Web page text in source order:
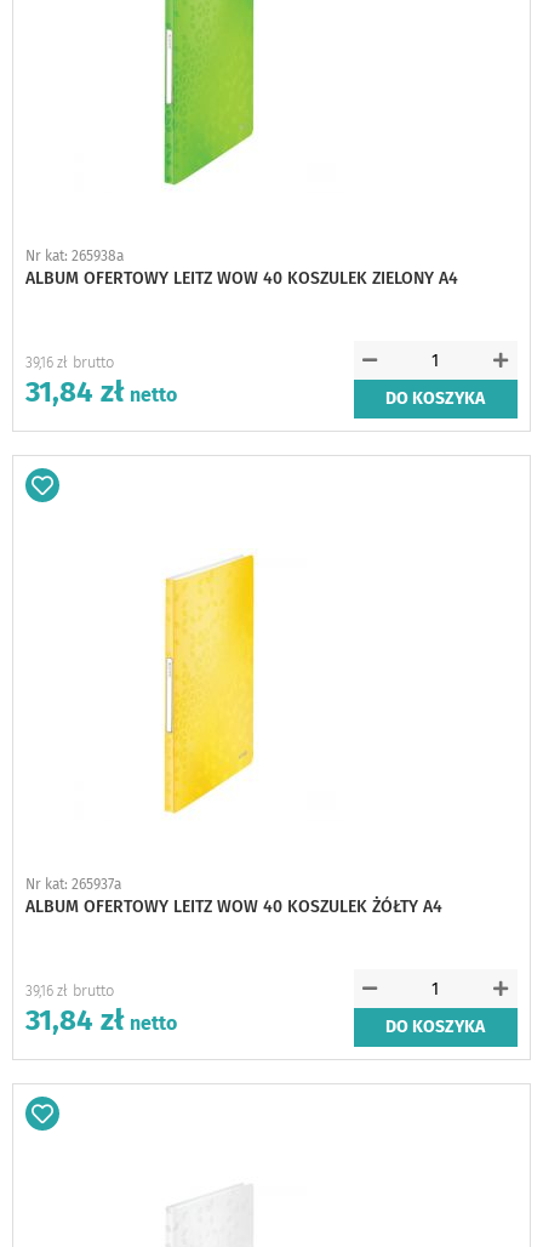
Nr kat: 265938a
ALBUM OFERTOWY LEITZ WOW 40 KOSZULEK ZIELONY A4
39,16 zł
31,84 zł DO KOSZYKA
Dodaj
Nr kat: 265937a
ALBUM OFERTOWY LEITZ WOW 40 KOSZULEK ŻÓŁTY A4
39,16 zł
31,84 zł DO KOSZYKA
Dodaj